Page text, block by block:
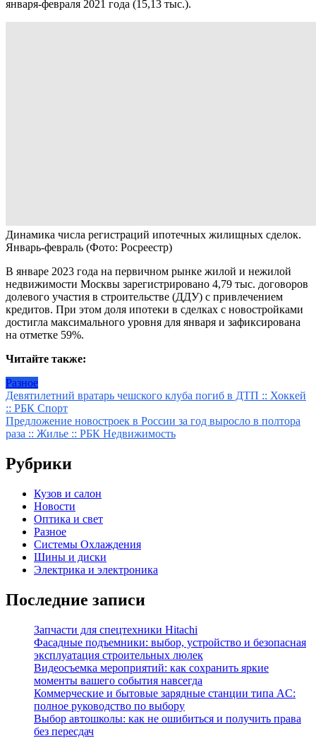
января-февраля 2021 года (15,13 тыс.).
Динамика числа регистраций ипотечных жилищных сделок.
Январь-февраль (Фото: Росреестр)
В январе 2023 года на первичном рынке жилой и нежилой
недвижимости Москвы зарегистрировано 4,79 тыс. договоров
долевого участия в строительстве (ДДУ) с привлечением
кредитов. При этом доля ипотеки в сделках с новостройками
достигла максимального уровня для января и зафиксирована
на отметке 59%.
Читайте также:
Разное
Навигация
по
записям
Девятилетний вратарь чешского клуба погиб в ДТП :: Хоккей
:: РБК Спорт
Предложение новостроек в России за год выросло в полтора
раза :: Жилье :: РБК Недвижимость
Рубрики
Кузов и салон
Новости
Оптика и свет
Разное
Системы Охлаждения
Шины и диски
Электрика и электроника
Последние записи
Запчасти для спецтехники Hitachi
Фасадные подъемники: выбор, устройство и безопасная
эксплуатация строительных люлек
Видеосъемка мероприятий: как сохранить яркие
моменты вашего события навсегда
Коммерческие и бытовые зарядные станции типа AC:
полное руководство по выбору
Выбор автошколы: как не ошибиться и получить права
без пересдач